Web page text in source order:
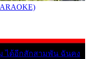
ได้อีกสักสามพัน ฉันคง